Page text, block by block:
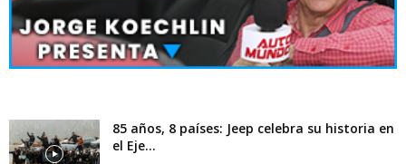
85 años, 8 países: Jeep celebra su historia en
el Eje...